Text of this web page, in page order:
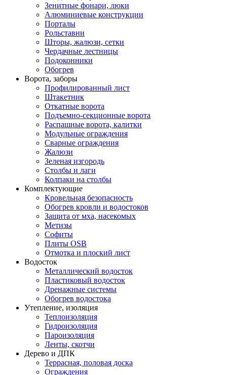
Зенитные фонари, люки
Алюминиевые конструкции
Порталы
Рольставни
Шторы, жалюзи, сетки
Чердачные лестницы
Подоконники
Обогрев
Ворота, заборы
Профилированный лист
Штакетник
Откатные ворота
Подъемно-секционные ворота
Распашные ворота, калитки
Модульные ограждения
Сварные ограждения
Жалюзи
Зеленая изгородь
Столбы и лаги
Колпаки на столбы
Комплектующие
Кровельная безопасность
Обогрев кровли и водостоков
Защита от мха, насекомых
Метизы
Софиты
Плиты OSB
Отмотка и плоский лист
Водосток
Металлический водосток
Пластиковый водосток
Дренажные системы
Обогрев водостока
Утепление, изоляция
Теплоизоляция
Гидроизоляция
Пароизоляция
Ленты, скотчи
Дерево и ДПК
Террасная, половая доска
Ограждения